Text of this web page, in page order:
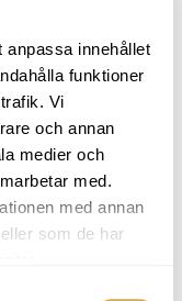
anpassa innehållet
funktioner
Vi
och annan
medier och
med.
med annan
som de har